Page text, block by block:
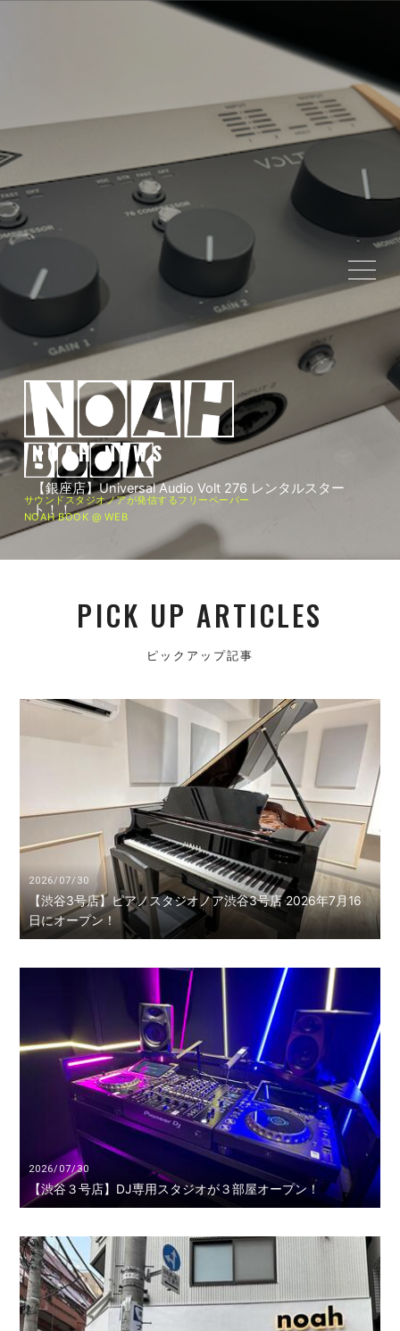
サウンドスタジオノアが発信するフリーペーパー
NOAH BOOK @ WEB
NOAH NEWS
【中目黒店】2025年11月4日、「REC STUDIO 中目黒」
がオープンしました！
NOAH NEWS
【吉祥寺店】Solid State Logicのオーディオインターフ
ェース「SSL18」を導入！
NOAH NEWS
【銀座店】Universal Audio Volt 276 レンタルスター
ト！！
NOAH NEWS
【吉祥寺店】Solid State Logicのオーディオインターフ
ェース「SSL18」を導入！
PICK UP ARTICLES
ピックアップ記事
2026/07/30
【渋谷3号店】ピアノスタジオノア渋谷3号店 2026年7月16
日にオープン！
2026/07/30
【渋谷３号店】DJ専用スタジオが３部屋オープン！